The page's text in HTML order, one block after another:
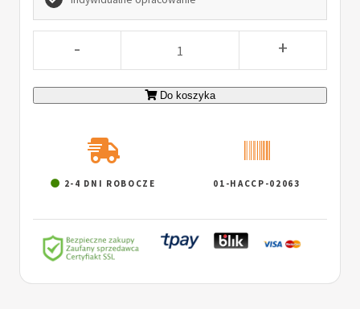
- +
Do koszyka
2-4 DNI ROBOCZE 01-HACCP-02063